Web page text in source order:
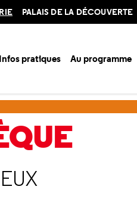
PALAIS DE LA DÉCOUVERTE
Infos pratiques Au programme